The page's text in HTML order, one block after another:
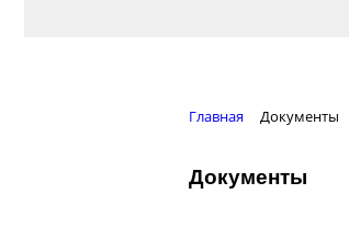
Главная Документы
Документы